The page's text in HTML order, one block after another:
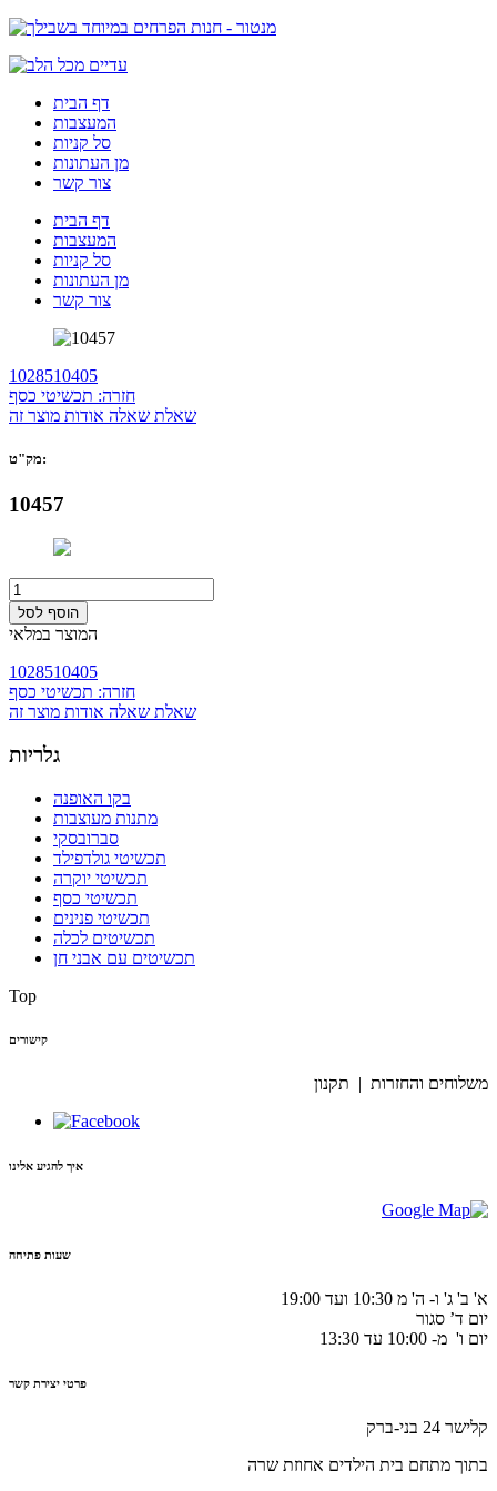
דף הבית
המעצבות
סל קניות
מן העתונות
צור קשר
דף הבית
המעצבות
סל קניות
מן העתונות
צור קשר
1028510405
חזרה: תכשיטי כסף
שאלת שאלה אודות מוצר זה
מק"ט:
10457
המוצר במלאי
1028510405
חזרה: תכשיטי כסף
שאלת שאלה אודות מוצר זה
גלריות
בקו האופנה
מתנות מעוצבות
סברובסקי
תכשיטי גולדפילד
תכשיטי יוקרה
תכשיטי כסף
תכשיטי פנינים
תכשיטים לכלה
תכשיטים עם אבני חן
Top
קישורים
משלוחים והחזרות | תקנון
איך להגיע אלינו
שעות פתיחה
א' ב' ג' ו- ה' מ 10:30 ועד 19:00
יום ד’ סגור
יום ו' מ- 10:00 עד 13:30
פרטי יצירת קשר
קלישר 24 בני-ברק
בתוך מתחם בית הילדים אחוזת שרה